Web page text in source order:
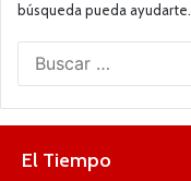
búsqueda pueda ayudarte.
El Tiempo